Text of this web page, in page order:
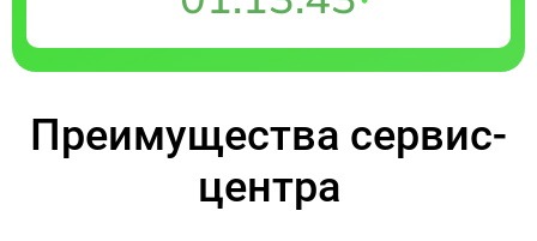
Преимущества сервис-
центра